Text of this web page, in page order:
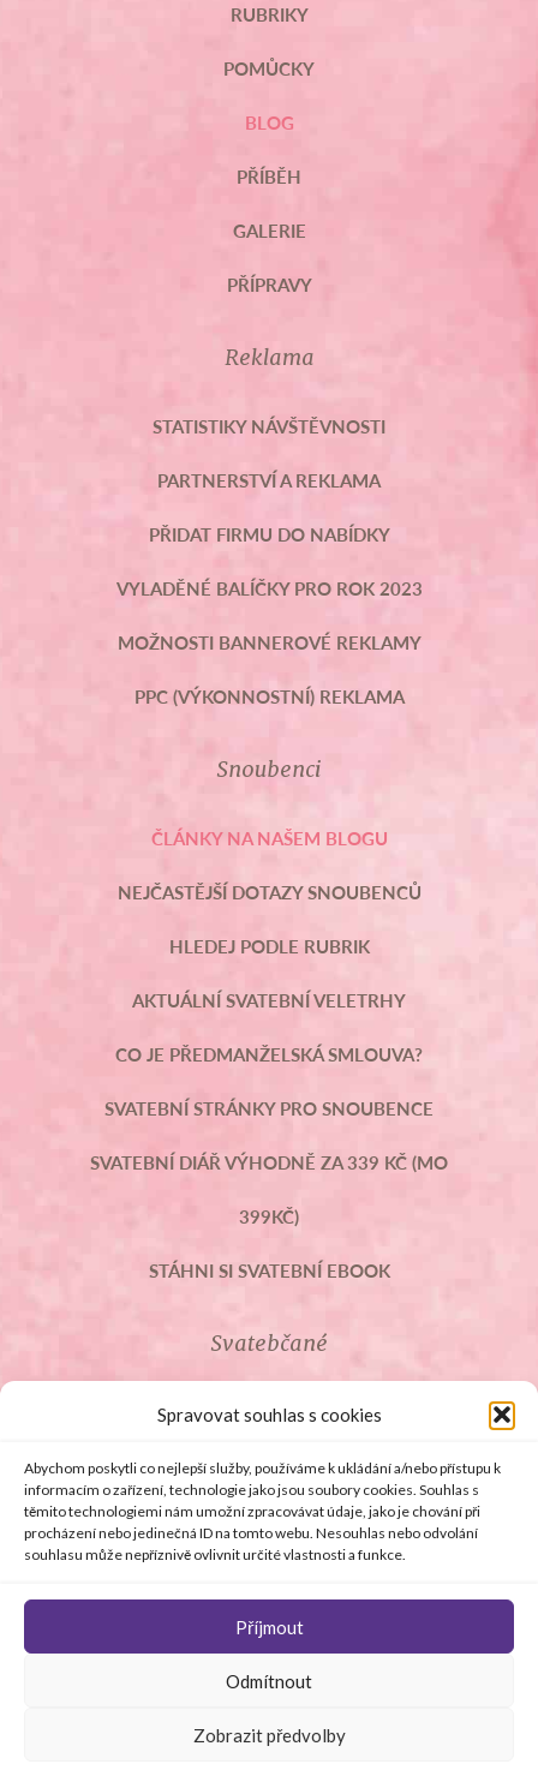
Spravovat souhlas s cookies
Abychom poskytli co nejlepší služby, používáme k ukládání a/nebo přístupu k
informacím o zařízení, technologie jako jsou soubory cookies. Souhlas s
těmito technologiemi nám umožní zpracovávat údaje, jako je chování při
procházení nebo jedinečná ID na tomto webu. Nesouhlas nebo odvolání
souhlasu může nepříznivě ovlivnit určité vlastnosti a funkce.
Příjmout
Odmítnout
Zobrazit předvolby
RUBRIKY
POMŮCKY
BLOG
PŘÍBĚH
GALERIE
PŘÍPRAVY
Reklama
STATISTIKY NÁVŠTĚVNOSTI
PARTNERSTVÍ A REKLAMA
PŘIDAT FIRMU DO NABÍDKY
VYLADĚNÉ BALÍČKY PRO ROK 2023
MOŽNOSTI BANNEROVÉ REKLAMY
PPC (VÝKONNOSTNÍ) REKLAMA
Snoubenci
ČLÁNKY NA NAŠEM BLOGU
NEJČASTĚJŠÍ DOTAZY SNOUBENCŮ
HLEDEJ PODLE RUBRIK
AKTUÁLNÍ SVATEBNÍ VELETRHY
CO JE PŘEDMANŽELSKÁ SMLOUVA?
SVATEBNÍ STRÁNKY PRO SNOUBENCE
SVATEBNÍ DIÁŘ VÝHODNĚ ZA 339 KČ (MO
399KČ)
STÁHNI SI SVATEBNÍ EBOOK
Svatebčané
ROZCESTNÍK PRO SVATEBČANY
SVATEBNÍ PROSLOVY
SVATEBNÍ DARY
© Copyright 2008 - 2026 svetsvateb.cz a dodavatelé obsahu
Všechna práva vyhrazena
staráSoftmedia